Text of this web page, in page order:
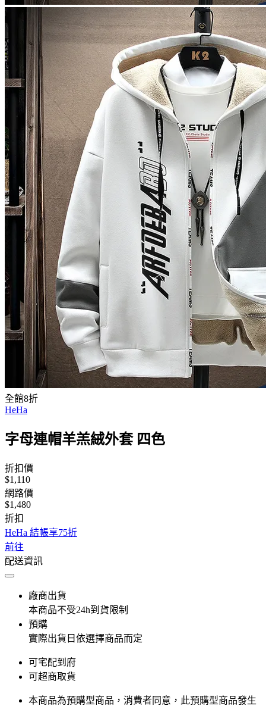
全館8折
HeHa
字母連帽羊羔絨外套 四色
折扣價
$1,110
網路價
$1,480
折扣
HeHa 結帳享75折
前往
配送資訊
廠商出貨
本商品不受24h到貨限制
預購
實際出貨日依選擇商品而定
可宅配到府
可超商取貨
本商品為預購型商品，消費者同意，此預購型商品發生